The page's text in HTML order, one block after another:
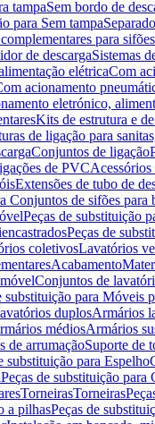
tampaSem bordo de
para Sem tampa
para sifões
de descargaSistemas
elétricaCom
acionamento
eletrónico,
Kits de estrutura e
de ligação para
Conjuntos de ligação
de PVCAcessórios
Extensões de tubo de
Conjuntos de sifões para
Peças de substituição
Peças de
coletivosLavatórios
Acabamento
Conjuntos de
substituição para Móveis
duplosArmários
médiosArmários
de arrumaçãoSuporte de
substituição para Espelho
Peças de substituição
TorneirasTorneiras
a pilhasPeças de